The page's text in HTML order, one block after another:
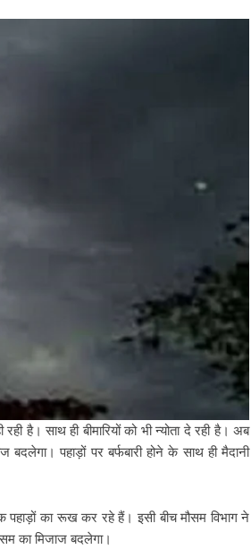
है। साथ ही बीमारियों को भी न्योता दे रही है। अब
पहाड़ों पर बर्फबारी होने के साथ ही मैदानी
का रूख कर रहे हैं। इसी बीच मौसम विभाग ने
का मिजाज बदलेगा।